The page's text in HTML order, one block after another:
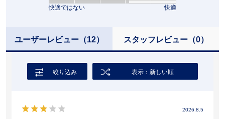
快適ではない
快適
ユーザーレビュー（12） スタッフレビュー（0）
絞り込み 表示：新しい順
2026.8.5